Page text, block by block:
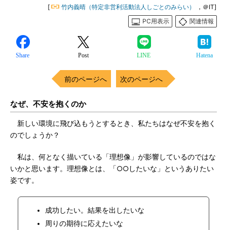
[ 竹内義晴（特定非営利活動法人しごとのみらい）
，＠IT]
PC用表示
関連情報
Share Post LINE Hatena
前のページへ 次のページへ
なぜ、不安を抱くのか
新しい環境に飛び込もうとするとき、私たちはなぜ不安を抱く
のでしょうか？
私は、何となく描いている「理想像」が影響しているのではな
いかと思います。理想像とは、「○○したいな」というありたい
姿です。
成功したい。結果を出したいな
周りの期待に応えたいな